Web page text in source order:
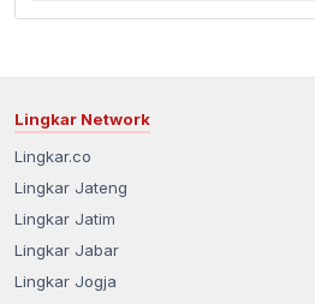
Lingkar Network
Lingkar.co
Lingkar Jateng
Lingkar Jatim
Lingkar Jabar
Lingkar Jogja